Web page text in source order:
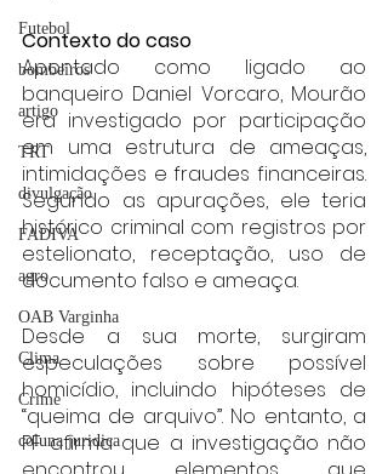
Futebol
bombeiros
artigo
TRT
divulgação
FADIVA
agro
OAB Varginha
Clima
Crime
coluna juridica
Contexto do caso
Apontado como ligado ao
banqueiro Daniel Vorcaro, Mourão
era investigado por participação
em uma estrutura de ameaças,
intimidações e fraudes financeiras.
Segundo as apurações, ele teria
histórico criminal com registros por
estelionato, receptação, uso de
documento falso e ameaça.
Desde a sua morte, surgiram
especulações sobre possível
homicídio, incluindo hipóteses de
“queima de arquivo”. No entanto, a
PF afirma que a investigação não